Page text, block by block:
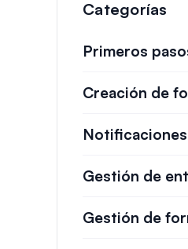
Categorías
Primeros
Creación de
Gestión de
Gestión de